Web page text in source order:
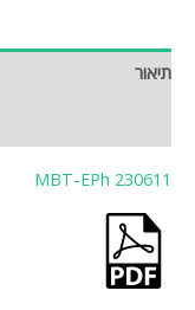
תיאור
MBT-EPh 230611